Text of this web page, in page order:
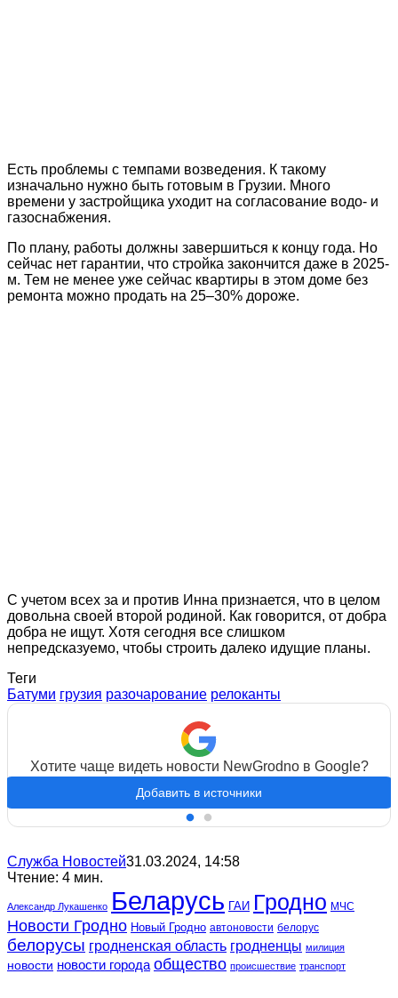
Есть проблемы с темпами возведения. К такому
изначально нужно быть готовым в Грузии. Много
времени у застройщика уходит на согласование водо- и
газоснабжения.
По плану, работы должны завершиться к концу года. Но
сейчас нет гарантии, что стройка закончится даже в 2025-
м. Тем не менее уже сейчас квартиры в этом доме без
ремонта можно продать на 25–30% дороже.
С учетом всех за и против Инна признается, что в целом
довольна своей второй родиной. Как говорится, от добра
добра не ищут. Хотя сегодня все слишком
непредсказуемо, чтобы строить далеко идущие планы.
Теги
Батуми грузия разочарование релоканты
Хотите чаще видеть новости NewGrodno в Google?
Добавить в источники
Служба Новостей31.03.2024, 14:58
Чтение: 4 мин.
Александр Лукашенко Беларусь ГАИ Гродно МЧС
Новости Гродно Новый Гродно автоновости белорус
белорусы гродненская область гродненцы милиция
новости новости города общество происшествие транспорт